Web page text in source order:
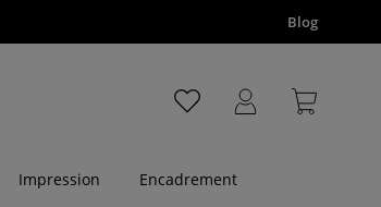
Blog
Impression
Encadrement